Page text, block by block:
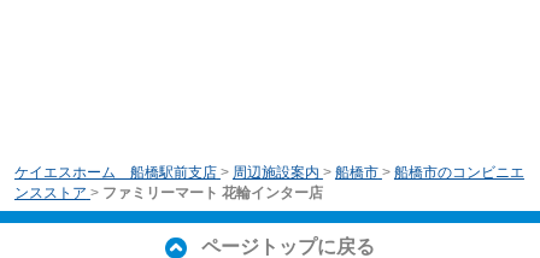
ケイエスホーム 船橋駅前支店 > 周辺施設案内 > 船橋市 > 船橋市のコンビニエ
ンスストア > ファミリーマート 花輪インター店
ページトップに戻る